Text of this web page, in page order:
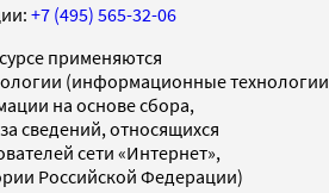
+7 (495) 565-32-06
применяются
(информационные технологии
на основе сбора,
сведений, относящихся
сети «Интернет»,
Российской Федерации)